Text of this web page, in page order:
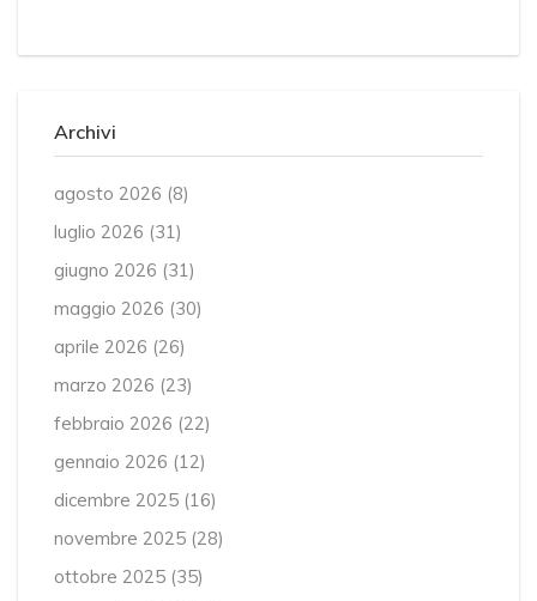
Archivi
agosto 2026 (8)
luglio 2026 (31)
giugno 2026 (31)
maggio 2026 (30)
aprile 2026 (26)
marzo 2026 (23)
febbraio 2026 (22)
gennaio 2026 (12)
dicembre 2025 (16)
novembre 2025 (28)
ottobre 2025 (35)